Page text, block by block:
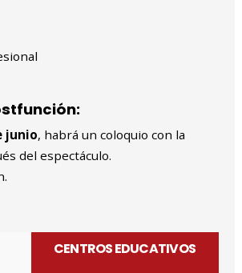
junio, habrá un coloquio con la
del espectáculo.
CENTROS EDUCATIVOS